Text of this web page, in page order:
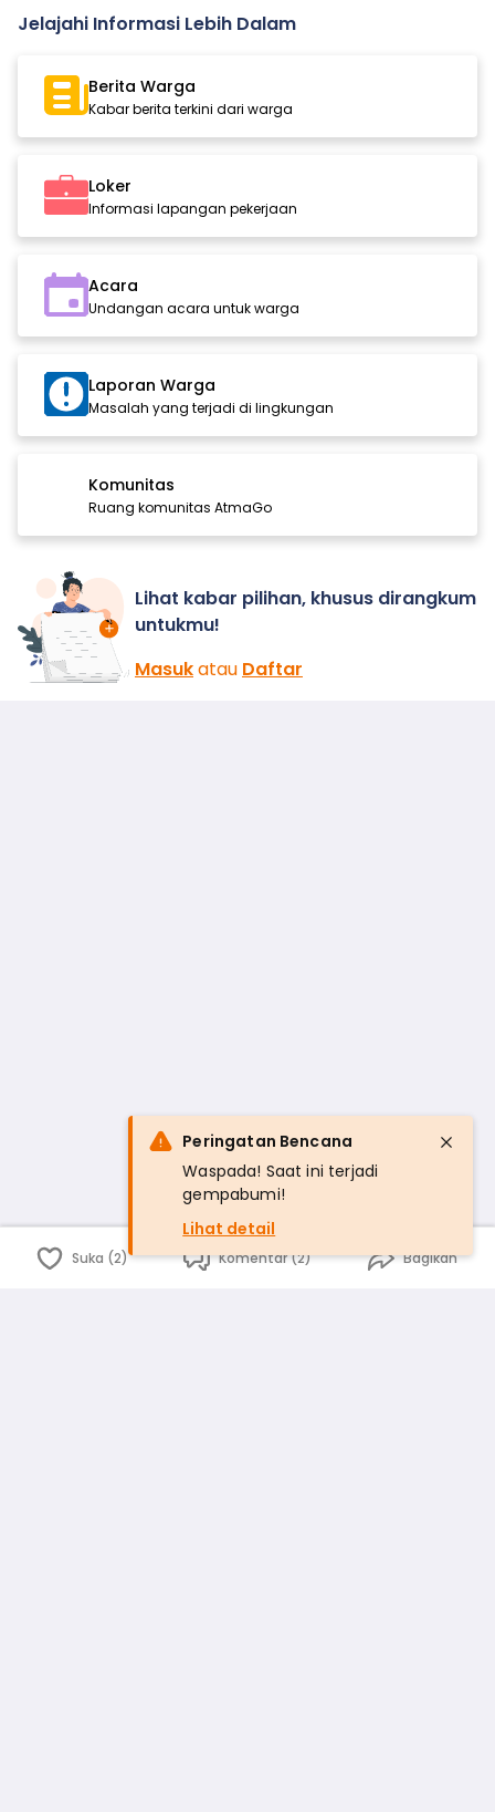
Jelajahi Informasi Lebih Dalam
Berita Warga
Kabar berita terkini dari warga
Loker
Informasi lapangan pekerjaan
Acara
Undangan acara untuk warga
Laporan Warga
Masalah yang terjadi di lingkungan
Komunitas
Ruang komunitas AtmaGo
Lihat kabar pilihan, khusus dirangkum
untukmu!
Masukatau Daftar
Suka (2) Komentar (2) Bagikan
Peringatan Bencana
Waspada! Saat ini terjadi
gempabumi!
Lihat detail